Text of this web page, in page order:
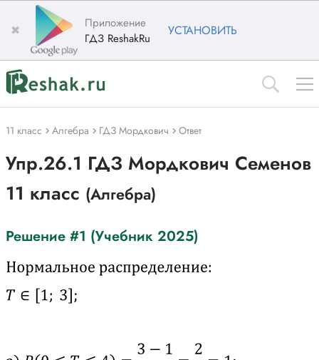
✖
Приложение
ГДЗ ReshakRu
УСТАНОВИТЬ
11 класс Алгебра ГДЗ Мордкович Ответ
Упр.26.1 ГДЗ Мордкович Семенов
11 класс (Алгебра)
Решение #1 (Учебник 2025)